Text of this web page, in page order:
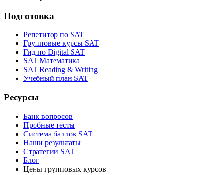
Подготовка
Репетитор по SAT
Групповые курсы SAT
Гид по Digital SAT
SAT Математика
SAT Reading & Writing
Учебный план SAT
Ресурсы
Банк вопросов
Пробные тесты
Система баллов SAT
Наши результаты
Стратегии SAT
Блог
Цены групповых курсов